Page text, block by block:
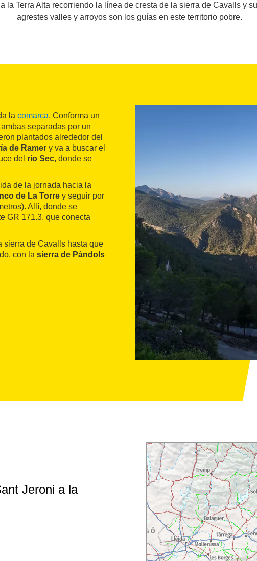
la Terra Alta recorriendo la línea de cresta de la sierra de Cavalls y
agrestes valles y arroyos son los guías en este territorio pobre.
la comarca. Conforma un
ambas separadas por un
plantados alrededor del
de Ramer y va a buscar el
del río Sec, donde se
de la jornada hacia la
de La Torre y seguir por
Allí, donde se
GR 171.3, que conecta
sierra de Cavalls hasta que
con la sierra de Pàndols
Jeroni a la